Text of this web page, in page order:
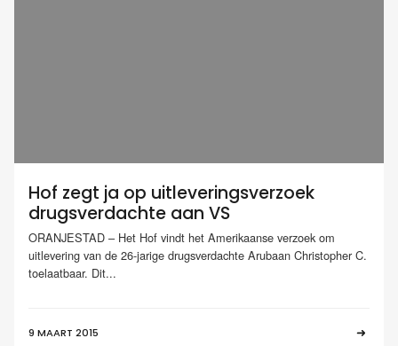
Hof zegt ja op uitleveringsverzoek
drugsverdachte aan VS
ORANJESTAD – Het Hof vindt het Amerikaanse verzoek om
uitlevering van de 26-jarige drugsverdachte Arubaan Christopher C.
toelaatbaar. Dit...
9 MAART 2015